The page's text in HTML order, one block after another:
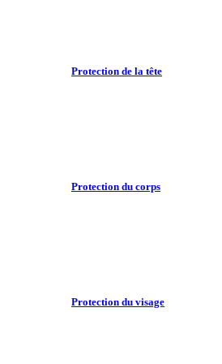
Protection de la tête
Protection du corps
Protection du visage